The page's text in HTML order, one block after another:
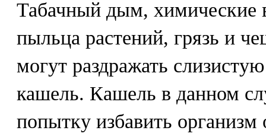
Табачный дым, химические
пыльца растений, грязь и
могут раздражать
кашель. Кашель в данном
попытку избавить